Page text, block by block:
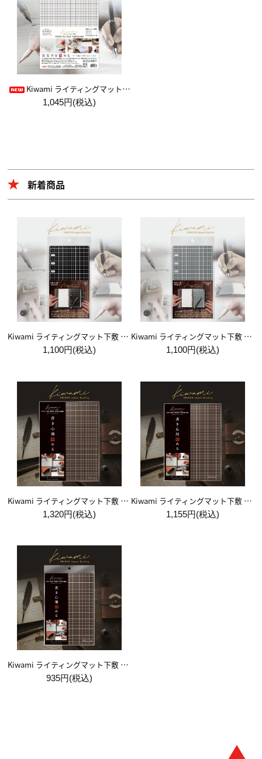
Kiwami ライティングマット下敷 HAKU白薄【A4+方眼】
1,045円(税込)
新着商品
Kiwami ライティングマット下敷 システム手帳バイブルサイズ【黒】
1,100円(税込)
Kiwami ライティングマット下敷 システム手帳バイブルサイズ【月影】
1,100円(税込)
Kiwami ライティングマット下敷 A4+【ブラウン&キャメル】
1,320円(税込)
Kiwami ライティングマット下敷 B5+【ブラウン&キャメル】
1,155円(税込)
Kiwami ライティングマット下敷 A5【ブラウン&キャメル】
935円(税込)